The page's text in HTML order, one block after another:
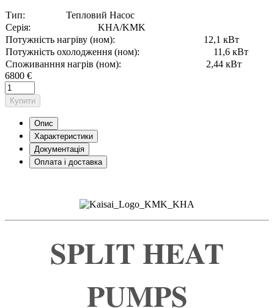
Тип:
Тепловий Насос
Серія:
KHA/KMK
Потужність нагріву (ном):
12,1 кВт
Потужність охолодження (ном):
11,6 кВт
Споживанння нагрів (ном):
2,44 кВт
6800 €
Купити
Опис
Характеристики
Документація
Оплата і доставка
SPLIT HEAT
PUMPS